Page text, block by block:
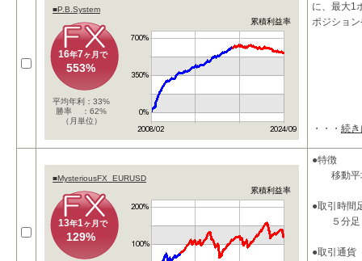
■P.B.System
累積利益率
16年7ヶ月で
553%
平均年利：33%
勝率 ：62%
（月単位）
に、最大1
ポジショ
・・・ 続
■MysteriousFX_EURUSD
累積利益率
13年1ヶ月で
129%
●特徴
移動平均
●取引時間
５分足
●取引通貨